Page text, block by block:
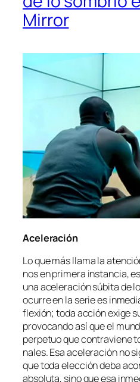
Mirror
Aceleración
Lo que más lla­ma la
nos en pri­me­ra ins­tan­cia,
una ace­le­ra­ción sú­bi­ta de
ocu­rre en la se­rie es
fle­xión; to­da ac­ción exi­ge
pro­vo­can­do así que el
per­pe­tuo que con­tra­vie­ne
na­les. Esa ace­le­ra­ción no
que to­da elec­ción de­ba
ab­so­lu­ta, sino que esa